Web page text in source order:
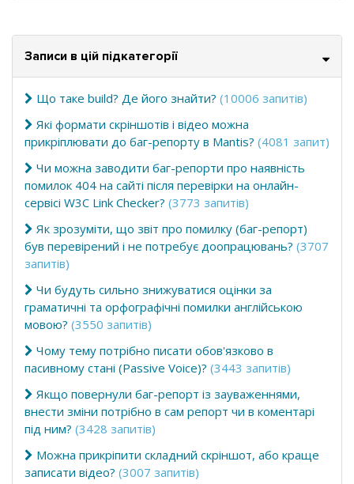
Записи в цій підкатегорії
Що таке build? Де його знайти? (10006 запитів)
Які формати скріншотів і відео можна
прикріплювати до баг-репорту в Mantis? (4081 запит)
Чи можна заводити баг-репорти про наявність
помилок 404 на сайті після перевірки на онлайн-
сервісі W3C Link Checker? (3773 запитів)
Як зрозуміти, що звіт про помилку (баг-репорт)
був перевірений і не потребує доопрацювань? (3707
запитів)
Чи будуть сильно знижуватися оцінки за
граматичні та орфографічні помилки англійською
мовою? (3550 запитів)
Чому тему потрібно писати обов'язково в
пасивному стані (Passive Voice)? (3443 запитів)
Якщо повернули баг-репорт із зауваженнями,
внести зміни потрібно в сам репорт чи в коментарі
під ним? (3428 запитів)
Можна прикріпити складний скріншот, або краще
записати відео? (3007 запитів)